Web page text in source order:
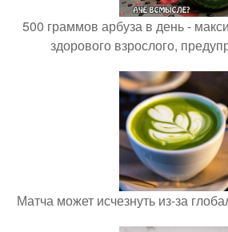
500 граммов арбуза в день -
здорового взрослого,
Матча может исчезнуть из-за